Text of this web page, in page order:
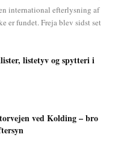
international efterlysning af
er fundet. Freja blev sidst set
listetyv og spytteri i
ved Kolding – bro